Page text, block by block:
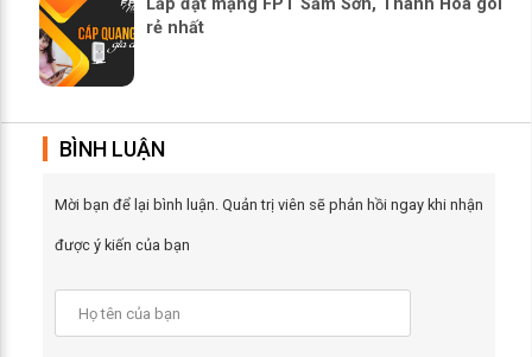
Lắp đặt mạng FPT Sầm Sơn, Thanh Hóa gói
rẻ nhất
BÌNH LUẬN
Mời bạn để lại bình luận. Quản trị viên sẽ phản hồi ngay khi nhận
được ý kiến của bạn